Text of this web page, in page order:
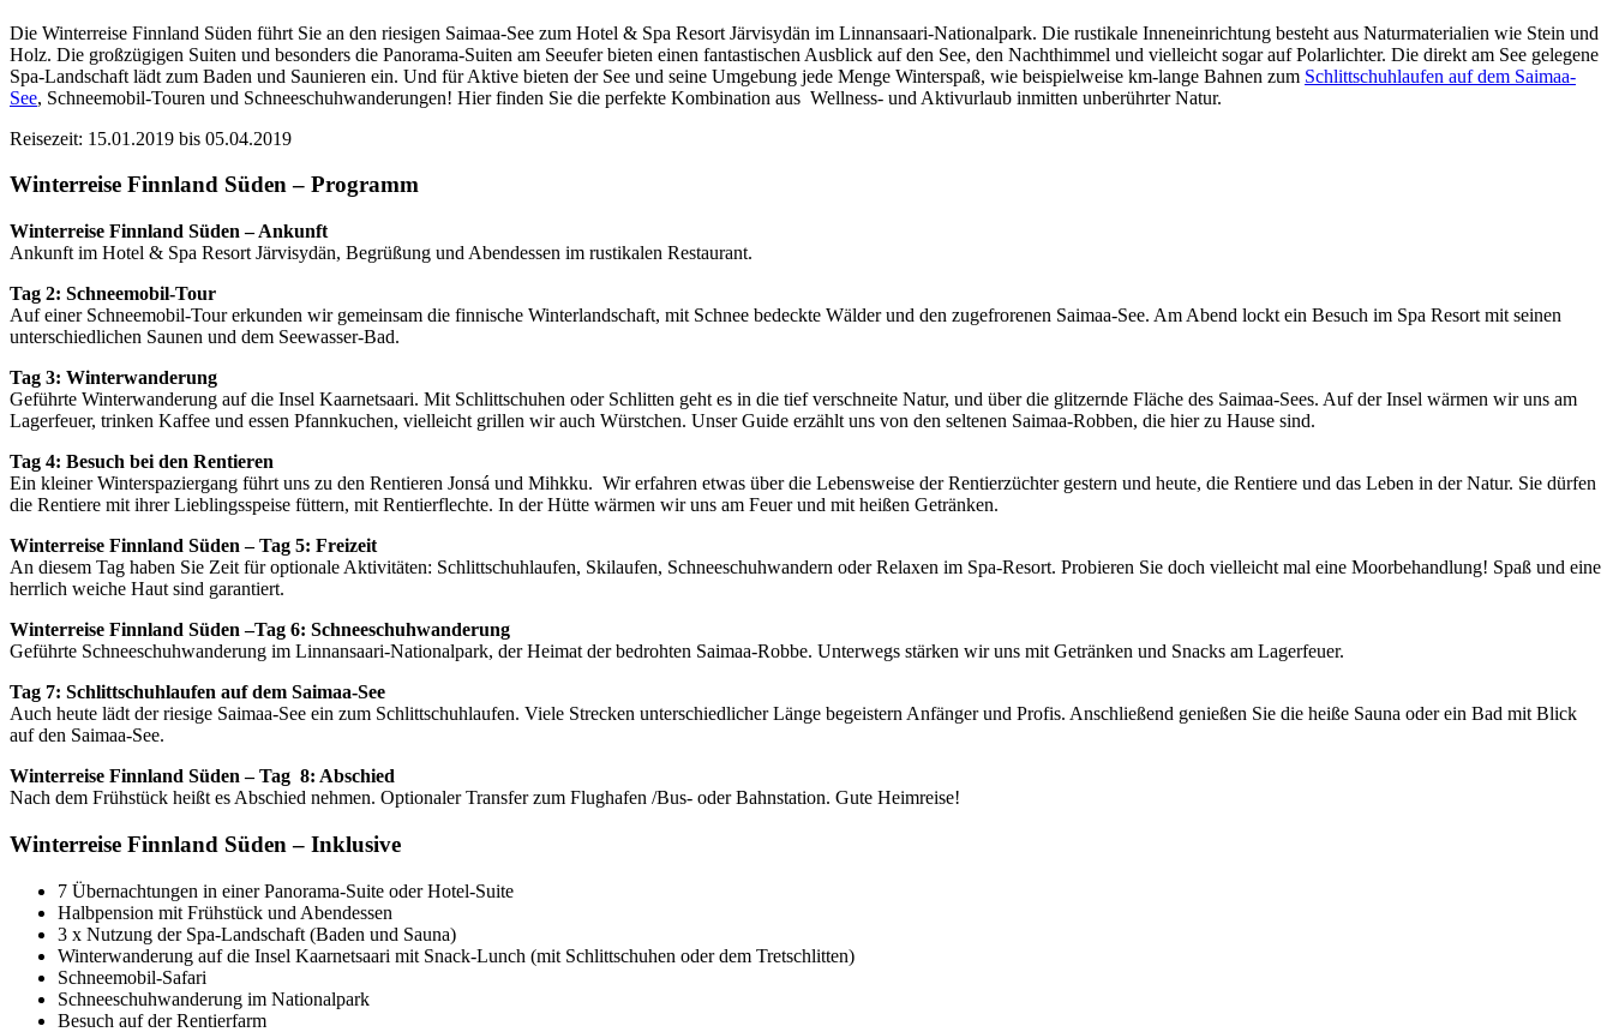
Die Winterreise Finnland Süden führt Sie an den riesigen Saimaa-See zum Hotel & Spa Resort Järvisydän im Linnansaari-Nationalpark. Die rustikale Inneneinrichtung besteht aus Naturmaterialien wie Stein und
Holz. Die großzügigen Suiten und besonders die Panorama-Suiten am Seeufer bieten einen fantastischen Ausblick auf den See, den Nachthimmel und vielleicht sogar auf Polarlichter. Die direkt am See gelegene
Spa-Landschaft lädt zum Baden und Saunieren ein. Und für Aktive bieten der See und seine Umgebung jede Menge Winterspaß, wie beispielweise km-lange Bahnen zum Schlittschuhlaufen auf dem Saimaa-
See, Schneemobil-Touren und Schneeschuhwanderungen! Hier finden Sie die perfekte Kombination aus Wellness- und Aktivurlaub inmitten unberührter Natur.
Reisezeit: 15.01.2019 bis 05.04.2019
Winterreise Finnland Süden – Programm
Winterreise Finnland Süden – Ankunft
Ankunft im Hotel & Spa Resort Järvisydän, Begrüßung und Abendessen im rustikalen Restaurant.
Tag 2: Schneemobil-Tour
Auf einer Schneemobil-Tour erkunden wir gemeinsam die finnische Winterlandschaft, mit Schnee bedeckte Wälder und den zugefrorenen Saimaa-See. Am Abend lockt ein Besuch im Spa Resort mit seinen
unterschiedlichen Saunen und dem Seewasser-Bad.
Tag 3: Winterwanderung
Geführte Winterwanderung auf die Insel Kaarnetsaari. Mit Schlittschuhen oder Schlitten geht es in die tief verschneite Natur, und über die glitzernde Fläche des Saimaa-Sees. Auf der Insel wärmen wir uns am
Lagerfeuer, trinken Kaffee und essen Pfannkuchen, vielleicht grillen wir auch Würstchen. Unser Guide erzählt uns von den seltenen Saimaa-Robben, die hier zu Hause sind.
Tag 4: Besuch bei den Rentieren
Ein kleiner Winterspaziergang führt uns zu den Rentieren Jonsá und Mihkku. Wir erfahren etwas über die Lebensweise der Rentierzüchter gestern und heute, die Rentiere und das Leben in der Natur. Sie dürfen
die Rentiere mit ihrer Lieblingsspeise füttern, mit Rentierflechte. In der Hütte wärmen wir uns am Feuer und mit heißen Getränken.
Winterreise Finnland Süden – Tag 5: Freizeit
An diesem Tag haben Sie Zeit für optionale Aktivitäten: Schlittschuhlaufen, Skilaufen, Schneeschuhwandern oder Relaxen im Spa-Resort. Probieren Sie doch vielleicht mal eine Moorbehandlung! Spaß und eine
herrlich weiche Haut sind garantiert.
Winterreise Finnland Süden –Tag 6: Schneeschuhwanderung
Geführte Schneeschuhwanderung im Linnansaari-Nationalpark, der Heimat der bedrohten Saimaa-Robbe. Unterwegs stärken wir uns mit Getränken und Snacks am Lagerfeuer.
Tag 7: Schlittschuhlaufen auf dem Saimaa-See
Auch heute lädt der riesige Saimaa-See ein zum Schlittschuhlaufen. Viele Strecken unterschiedlicher Länge begeistern Anfänger und Profis. Anschließend genießen Sie die heiße Sauna oder ein Bad mit Blick
auf den Saimaa-See.
Winterreise Finnland Süden – Tag 8: Abschied
Nach dem Frühstück heißt es Abschied nehmen. Optionaler Transfer zum Flughafen /Bus- oder Bahnstation. Gute Heimreise!
Winterreise Finnland Süden – Inklusive
7 Übernachtungen in einer Panorama-Suite oder Hotel-Suite
Halbpension mit Frühstück und Abendessen
3 x Nutzung der Spa-Landschaft (Baden und Sauna)
Winterwanderung auf die Insel Kaarnetsaari mit Snack-Lunch (mit Schlittschuhen oder dem Tretschlitten)
Schneemobil-Safari
Schneeschuhwanderung im Nationalpark
Besuch auf der Rentierfarm